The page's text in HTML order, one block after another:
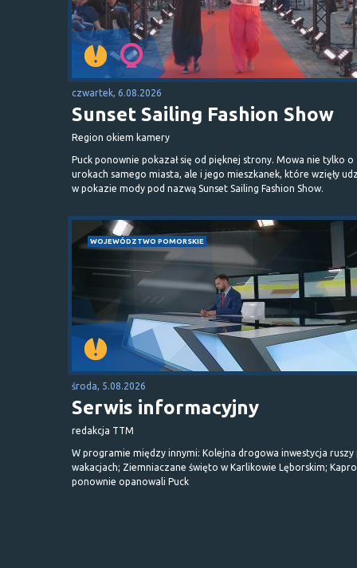
czwartek, 6.08.2026
Sunset Sailing Fashion Show
Region okiem kamery
Puck ponownie pokazał się od pięknej strony. Mowa nie tylko o
urokach samego miasta, ale i jego mieszkanek, które wzięły
w pokazie mody pod nazwą Sunset Sailing Fashion Show.
WOJEWÓDZTWO POMORSKIE
środa, 5.08.2026
Serwis informacyjny
redakcja TTM
W programie między innymi: Kolejna drogowa inwestycja ruszy
wakacjach; Ziemniaczane święto w Karlikowie Lęborskim;
ponownie opanowali Puck